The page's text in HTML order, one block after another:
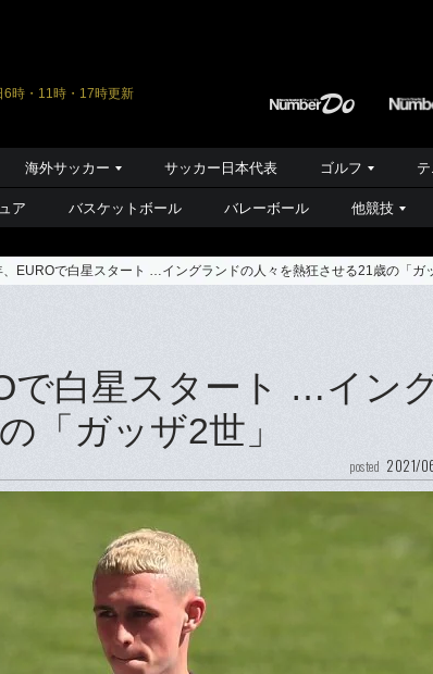
6時・11時・17時更新
海外サッカー サッカー日本代表 ゴルフ
ア バスケットボール バレーボール 他競技
、EUROで白星スタート …イングランドの人々を熱狂させる21歳の「ガ
で白星スタート …イン
「ガッザ2世」
posted 2021/